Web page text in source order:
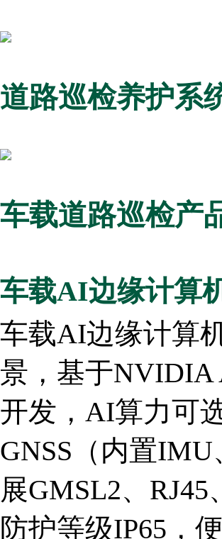
道路巡检养护系
车载道路巡检产
车载AI边缘计算
车载AI边缘计算
景，基于NVIDIA
开发，AI算力可
GNSS（内置
展GMSL2、RJ45
防护等级IP65，